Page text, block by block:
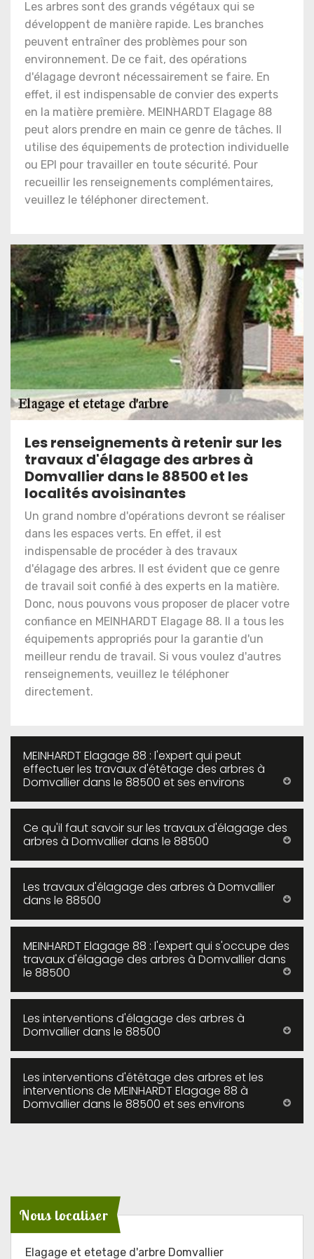
Les arbres sont des grands végétaux qui se
développent de manière rapide. Les branches
peuvent entraîner des problèmes pour son
environnement. De ce fait, des opérations
d'élagage devront nécessairement se faire. En
effet, il est indispensable de convier des experts
en la matière première. MEINHARDT Elagage 88
peut alors prendre en main ce genre de tâches. Il
utilise des équipements de protection individuelle
ou EPI pour travailler en toute sécurité. Pour
recueillir les renseignements complémentaires,
veuillez le téléphoner directement.
Les renseignements à retenir sur les
travaux d'élagage des arbres à
Domvallier dans le 88500 et les
localités avoisinantes
Un grand nombre d'opérations devront se réaliser
dans les espaces verts. En effet, il est
indispensable de procéder à des travaux
d'élagage des arbres. Il est évident que ce genre
de travail soit confié à des experts en la matière.
Donc, nous pouvons vous proposer de placer votre
confiance en MEINHARDT Elagage 88. Il a tous les
équipements appropriés pour la garantie d'un
meilleur rendu de travail. Si vous voulez d'autres
renseignements, veuillez le téléphoner
directement.
MEINHARDT Elagage 88 : l'expert qui peut
effectuer les travaux d'étêtage des arbres à
Domvallier dans le 88500 et ses environs
Ce qu'il faut savoir sur les travaux d'élagage des
arbres à Domvallier dans le 88500
Les travaux d'élagage des arbres à Domvallier
dans le 88500
MEINHARDT Elagage 88 : l'expert qui s'occupe des
travaux d'élagage des arbres à Domvallier dans
le 88500
Les interventions d'élagage des arbres à
Domvallier dans le 88500
Les interventions d'étêtage des arbres et les
interventions de MEINHARDT Elagage 88 à
Domvallier dans le 88500 et ses environs
Nous localiser
Elagage et etetage d'arbre Domvallier